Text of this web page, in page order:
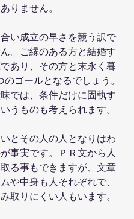
りません。
い成立の早さを競う訳で
。ご縁のある方と結婚す
あり、その方と末永く暮
のゴールとなるでしょう。
では、条件だけに固執す
うものも考えられます。
とその人の人となりはわ
事実です。ＰＲ文から人
る事もできますが、文章
や中身も人それぞれで、
取りにくい人もいます。